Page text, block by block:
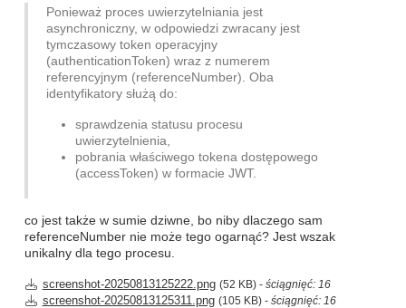
Ponieważ proces uwierzytelniania jest
asynchroniczny, w odpowiedzi zwracany jest
tymczasowy token operacyjny
(authenticationToken) wraz z numerem
referencyjnym (referenceNumber). Oba
identyfikatory służą do:
sprawdzenia statusu procesu
uwierzytelnienia,
pobrania właściwego tokena dostępowego
(accessToken) w formacie JWT.
co jest także w sumie dziwne, bo niby dlaczego sam
referenceNumber nie może tego ogarnąć? Jest wszak
unikalny dla tego procesu.
screenshot-20250813125222.png (52 KB) - ściągnięć: 16
screenshot-20250813125311.png (105 KB) - ściągnięć: 16